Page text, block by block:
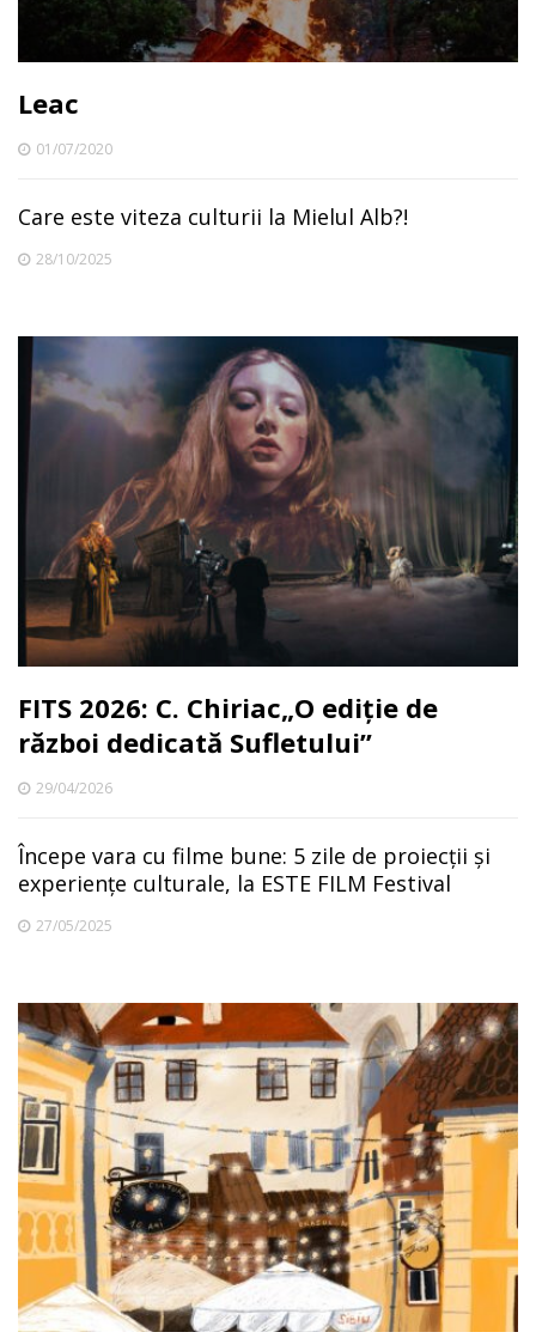
Leac
01/07/2020
Care este viteza culturii la Mielul Alb?!
28/10/2025
FITS 2026: C. Chiriac„O ediție de
război dedicată Sufletului”
29/04/2026
Începe vara cu filme bune: 5 zile de proiecții și
experiențe culturale, la ESTE FILM Festival
27/05/2025